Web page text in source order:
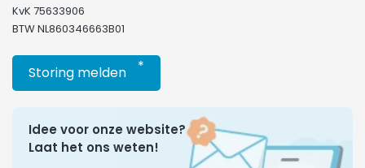
KvK 75633906
BTW NL860346663B01
Storing melden *
Idee voor onze website?
Laat het ons weten!